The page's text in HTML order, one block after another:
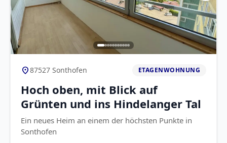
location_on87527 Sonthofen ETAGENWOHNUNG
Hoch oben, mit Blick auf
Grünten und ins Hindelanger Tal
Ein neues Heim an einem der höchsten Punkte in
Sonthofen